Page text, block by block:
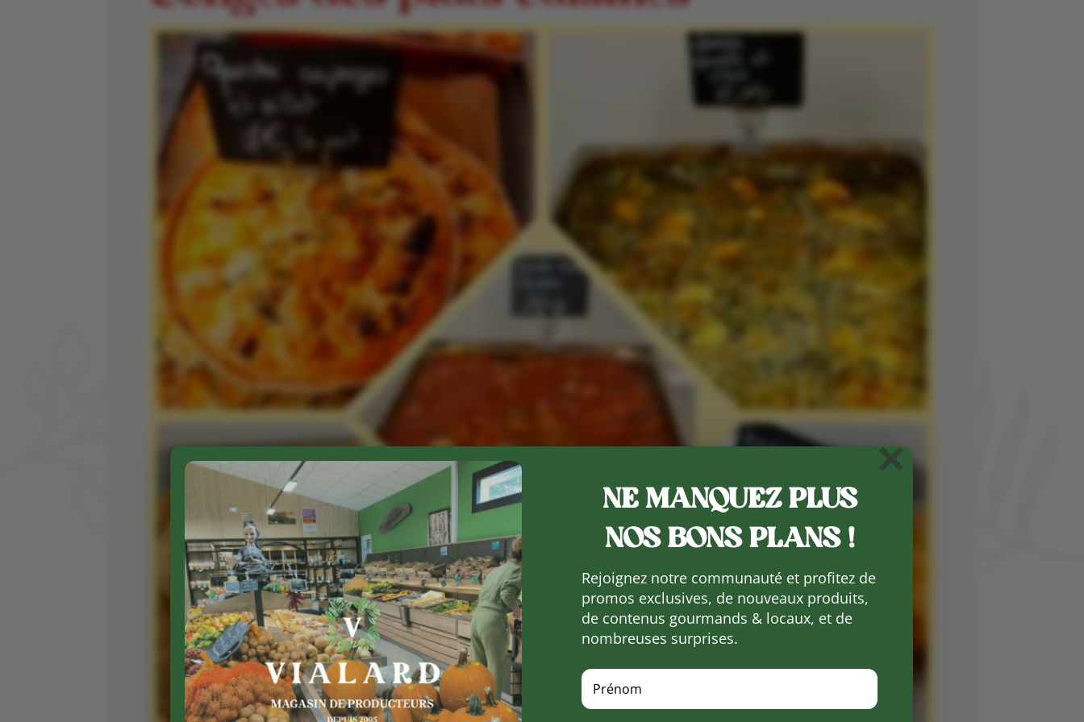
NE MANQUEZ PLUS
NOS BONS PLANS !
Rejoignez notre communauté et profitez de
promos exclusives, de nouveaux produits,
de contenus gourmands & locaux, et de
nombreuses surprises.
×